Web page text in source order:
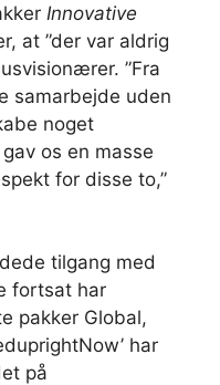
Innovative
at ”der var aldrig
”Fra
samarbejde uden
noget
os en masse
for disse to,”
tilgang med
fortsat har
pakker Global,
har
på